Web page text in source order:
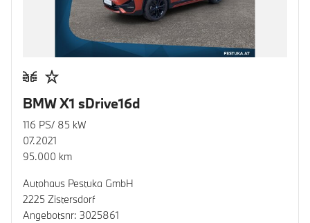
BMW X1 sDrive16d
116 PS/ 85 kW
07.2021
95.000 km
Autohaus Pestuka GmbH
2225 Zistersdorf
Angebotsnr: 3025861